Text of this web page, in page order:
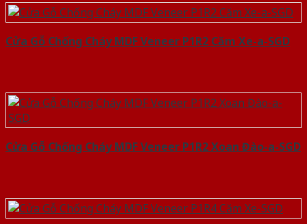
Cửa Gỗ Chống Cháy MDF Veneer P1R2 Căm Xe-a-SGD
Cửa Gỗ Chống Cháy MDF Veneer P1R2 Xoan Đào-a-SGD